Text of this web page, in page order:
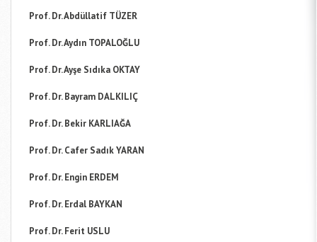
Prof. Dr. Abdüllatif TÜZER
Prof. Dr. Aydın TOPALOĞLU
Prof. Dr. Ayşe Sıdıka OKTAY
Prof. Dr. Bayram DALKILIÇ
Prof. Dr. Bekir KARLIAĞA
Prof. Dr. Cafer Sadık YARAN
Prof. Dr. Engin ERDEM
Prof. Dr. Erdal BAYKAN
Prof. Dr. Ferit USLU